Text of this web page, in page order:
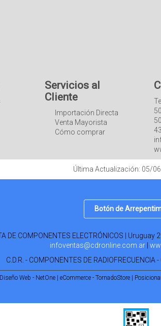
Servicios al
Cliente
Importación Directa
Venta Mayorista
Cómo comprar
Última Actualización: 05/
Botón de
DE COMPONENTES ELECTRÓNICOS | Uruguay
infoventas@cdronline.com.ar
C.D.R. - COMPONENTES DE RADIOFRECUENCIA
Diseño Web - NetOne| eCommerce - TornadoStore|